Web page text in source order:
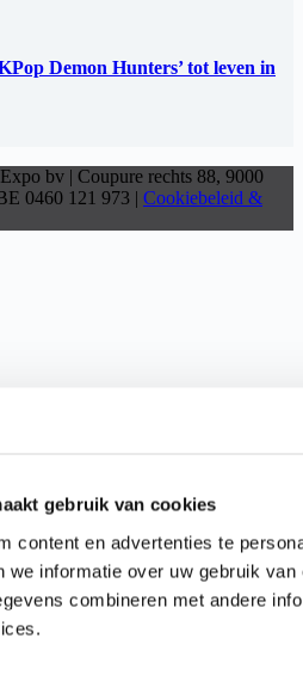
gebruik van cookies
content en advertenties te
we informatie over uw gebruik
combineren met andere
Demon Hunters’ tot leven in
bv | Coupure rechts 88, 9000
0460 121 973 | Cookiebeleid &